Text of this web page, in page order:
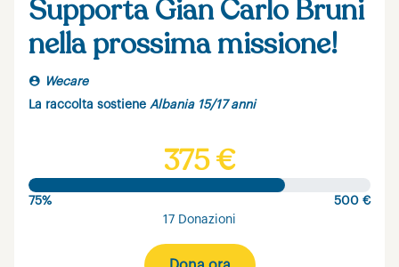
Supporta Gian Carlo Bruni
nella prossima missione!
Wecare
La raccolta sostiene Albania 15/17 anni
375 €
75%
500 €
17 Donazioni